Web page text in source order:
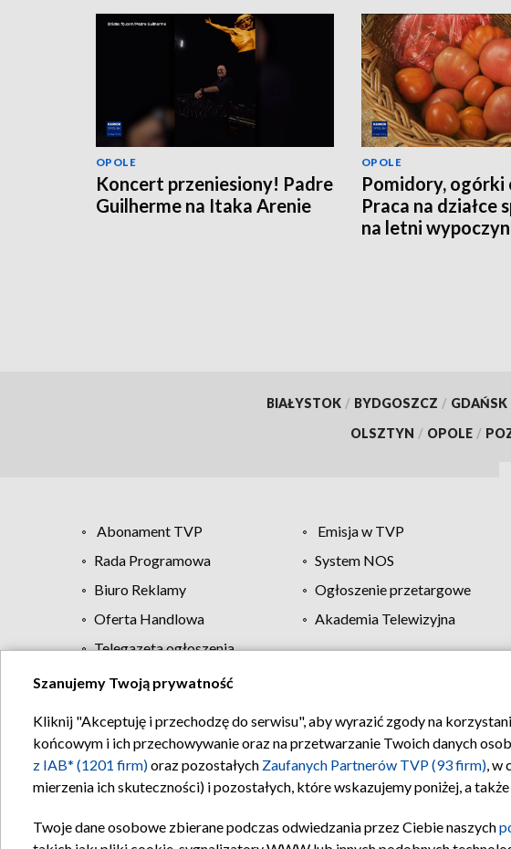
OPOLE
Koncert przeniesiony! Padre
Guilherme na Itaka Arenie
OPOLE
Pomidory, ogórki
Praca na działce
na letni
BIAŁYSTOK / BYDGOSZCZ / GDAŃSK
OLSZTYN / OPOLE /
Abonament TVP Emisja w TVP
Rada Programowa
System NOS
Biuro Reklamy
Ogłoszenie przetargowe
Oferta Handlowa
Akademia Telewizyjna
Telegazeta ogłoszenia
Regulamin TVP Polityka
Szanujemy Twoją prywatność
Kliknij "Akceptuję i przechodzę do serwisu", aby wyrazić zgody na
końcowym i ich przechowywanie oraz na przetwarzanie Twoich danych
z IAB* (1201 firm)oraz pozostałych Zaufanych Partnerów TVP (93 firm), w
mierzenia ich skuteczności) i pozostałych, które wskazujemy poniżej, a
Twoje dane osobowe zbierane podczas odwiedzania przez Ciebie naszych